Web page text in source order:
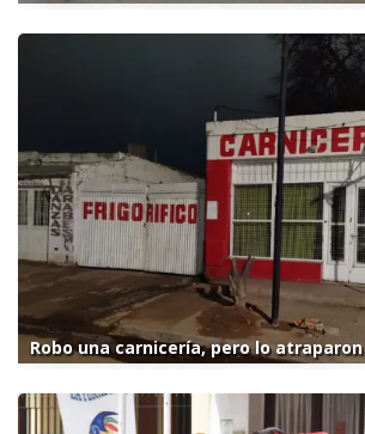
Robo una carnicería, pero lo atraparon